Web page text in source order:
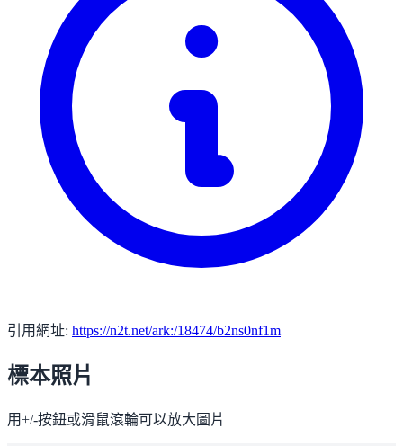
引用網址: https://n2t.net/ark:/18474/b2ns0nf1m
標本照片
用+/-按鈕或滑鼠滾輪可以放大圖片